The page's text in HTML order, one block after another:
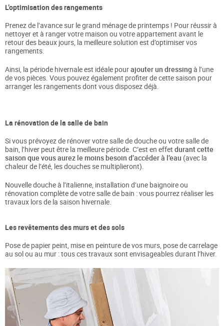
L’optimisation des rangements
Prenez de l’avance sur le grand ménage de printemps ! Pour réussir à
nettoyer et à ranger votre maison ou votre appartement avant le
retour des beaux jours, la meilleure solution est d’optimiser vos
rangements.
Ainsi, la période hivernale est idéale pourajouter un dressing à l’une
de vos pièces. Vous pouvez également profiter de cette saison pour
arranger les rangements dont vous disposez déjà.
La rénovation de la salle de bain
Si vous prévoyez de rénover votre salle de douche ou votre salle de
bain, l’hiver peut être la meilleure période. C’est en effet durant cette
saison que vous aurez le moins besoin d’accéder à l’eau (avec la
chaleur de l’été, les douches se multiplieront).
Nouvelle douche à l’italienne, installation d’une baignoire ou
rénovation complète de votre salle de bain : vous pourrez réaliser les
travaux lors de la saison hivernale.
Les revêtements des murs et des sols
Pose de papier peint, mise en peinture de vos murs, pose de carrelage
au sol ou au mur : tous ces travaux sont envisageables durant l’hiver.